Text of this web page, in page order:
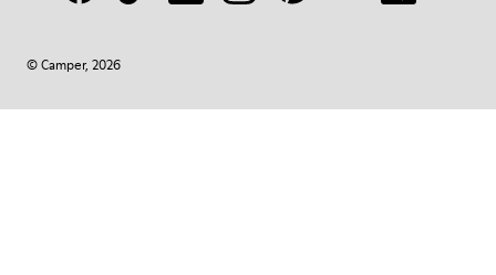
© Camper, 2026